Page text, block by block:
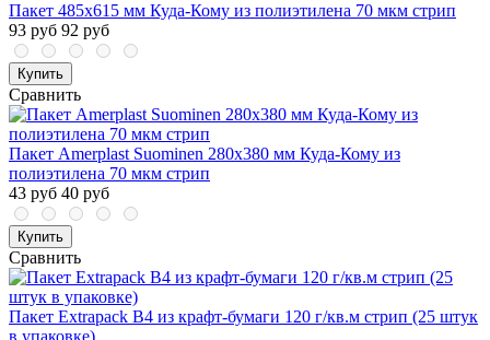
Пакет 485x615 мм Куда-Кому из полиэтилена 70 мкм стрип
93 руб 92 руб
Купить
Сравнить
Пакет Amerplast Suominen 280x380 мм Куда-Кому из
полиэтилена 70 мкм стрип
43 руб 40 руб
Купить
Сравнить
Пакет Extrapack B4 из крафт-бумаги 120 г/кв.м стрип (25 штук
в упаковке)